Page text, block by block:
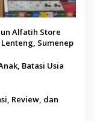
Alfatih Store
Sumenep
Batasi Usia
Review, dan